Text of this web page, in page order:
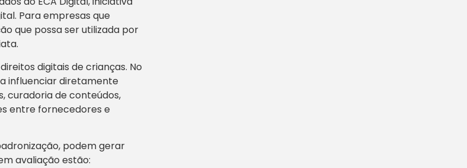
Para empresas que
que possa ser utilizada por
digitais de crianças. No
a influenciar diretamente
curadoria de conteúdos,
entre fornecedores e
podem gerar
avaliação estão: